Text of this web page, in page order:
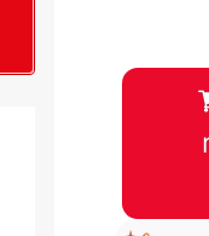
&
&
Tabelle